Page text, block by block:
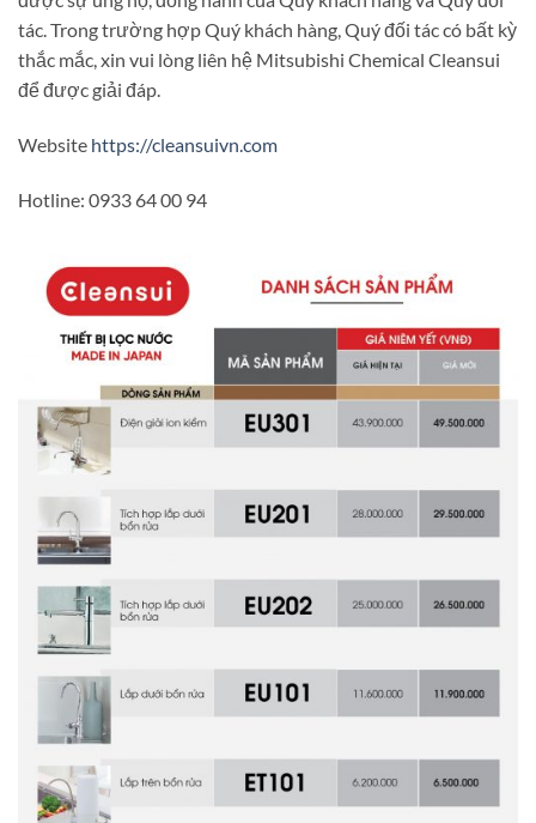
tác. Trong trường hợp Quý khách hàng, Quý đối tác có bất kỳ
thắc mắc, xin vui lòng liên hệ Mitsubishi Chemical Cleansui
để được giải đáp.
Website https://cleansuivn.com
Hotline: 0933 64 00 94